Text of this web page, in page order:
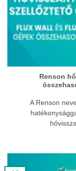
Renson
A Renson